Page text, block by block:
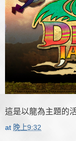
這是以龍為主題的
at 晚上9:32